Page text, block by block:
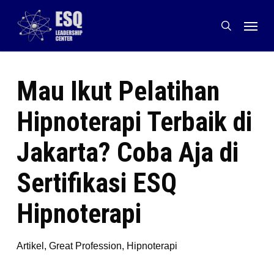
content
search
Menu
Mau Ikut Pelatihan
Hipnoterapi Terbaik di
Jakarta? Coba Aja di
Sertifikasi ESQ
Hipnoterapi
Artikel , Great Profession, Hipnoterapi